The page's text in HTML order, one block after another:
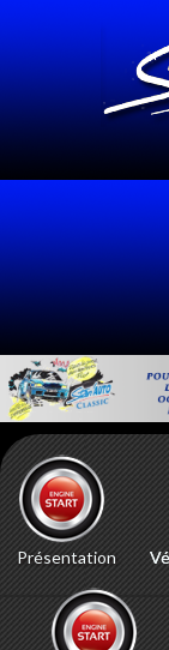
Présentation